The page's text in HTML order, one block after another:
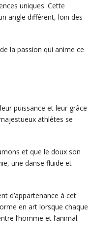
uniques. Cette
angle différent, loin des
la passion qui anime ce
puissance et leur grâce
athlètes se
et que le doux son
une danse fluide et
d’appartenance à cet
en art lorsque chaque
l’homme et l’animal.